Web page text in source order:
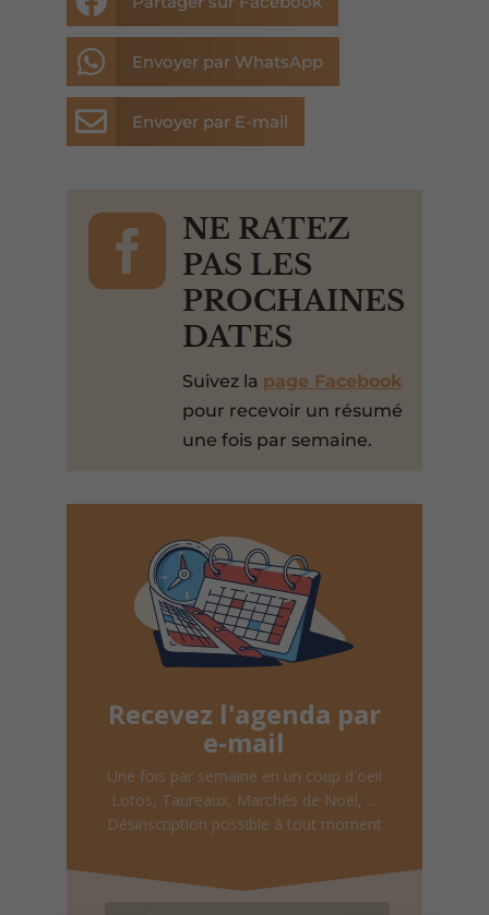
 Envoyer par WhatsApp
 Envoyer par E-mail

NE RATEZ
PAS LES
PROCHAINES
DATES
Suivez la page Facebook
pour recevoir un résumé
une fois par semaine.
Recevez l'agenda par
e-mail
Une fois par semaine en un coup d'oeil
Lotos, Taureaux, Marchés de Noël, ...
Désinscription possible à tout moment